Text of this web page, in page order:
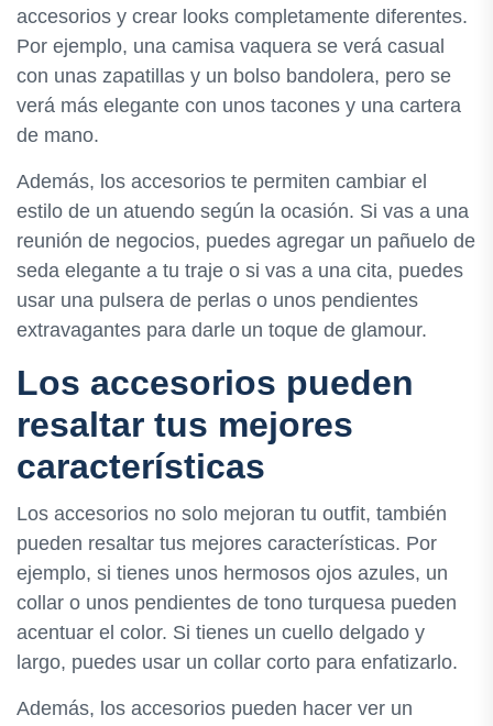
accesorios y crear looks completamente diferentes.
Por ejemplo, una camisa vaquera se verá casual
con unas zapatillas y un bolso bandolera, pero se
verá más elegante con unos tacones y una cartera
de mano.
Además, los accesorios te permiten cambiar el
estilo de un atuendo según la ocasión. Si vas a una
reunión de negocios, puedes agregar un pañuelo de
seda elegante a tu traje o si vas a una cita, puedes
usar una pulsera de perlas o unos pendientes
extravagantes para darle un toque de glamour.
Los accesorios pueden
resaltar tus mejores
características
Los accesorios no solo mejoran tu outfit, también
pueden resaltar tus mejores características. Por
ejemplo, si tienes unos hermosos ojos azules, un
collar o unos pendientes de tono turquesa pueden
acentuar el color. Si tienes un cuello delgado y
largo, puedes usar un collar corto para enfatizarlo.
Además, los accesorios pueden hacer ver un